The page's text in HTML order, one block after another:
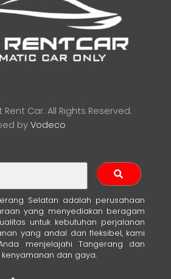
To
Car. All Rights Reserved.
byVodeco
Selatan adalah perusahaan
yang menyediakan beragam
untuk kebutuhan perjalanan
yang andal dan fleksibel, kami
menjelajahi Tangerang dan
dan gaya.